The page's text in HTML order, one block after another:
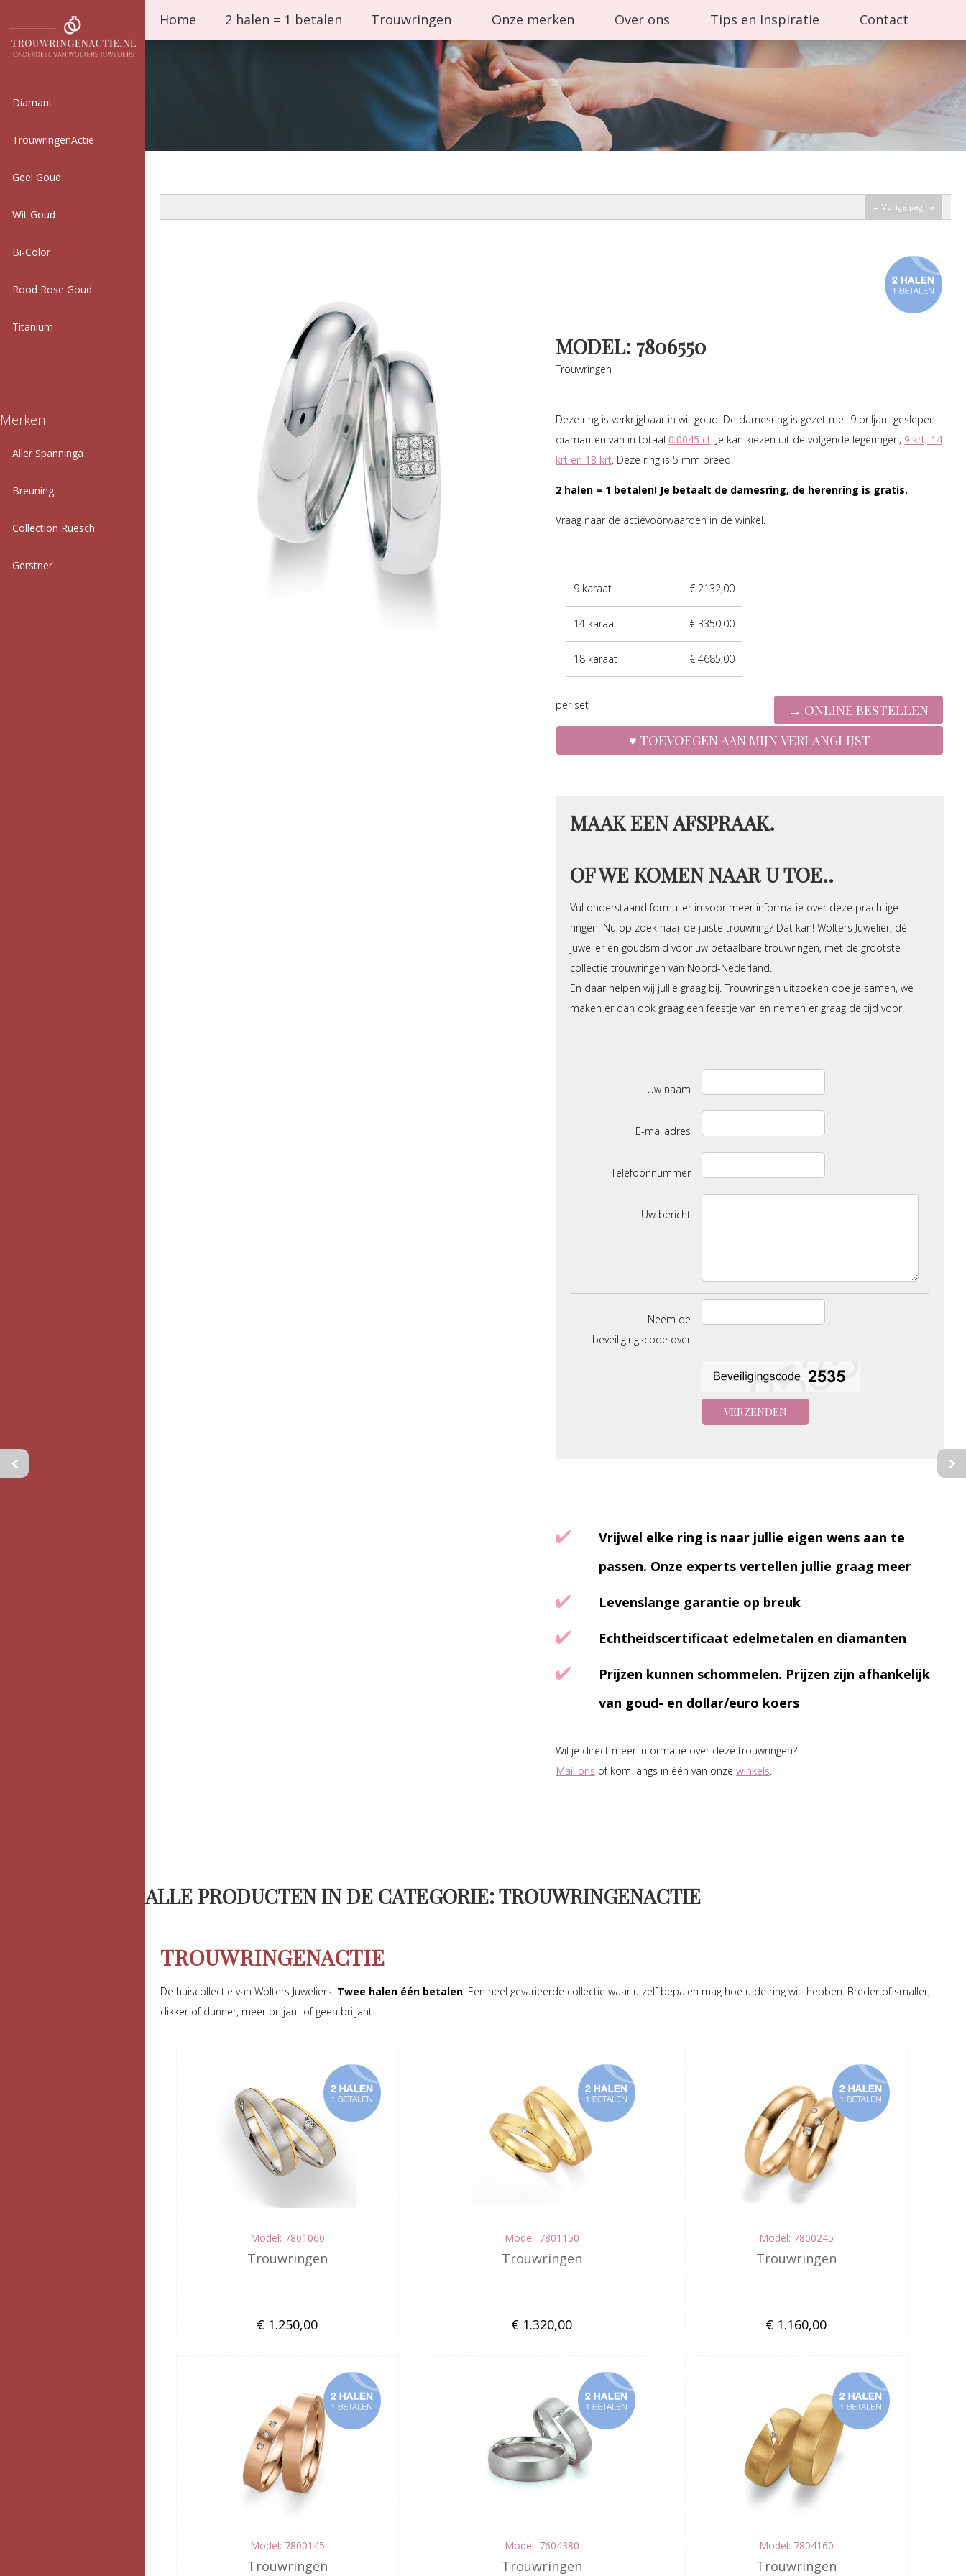
Diamant
TrouwringenActie
Geel Goud
Wit Goud
Bi-Color
Rood Rose Goud
Titanium
Merken
Aller Spanninga
Breuning
Collection Ruesch
Gerstner
Home 2 halen = 1 betalen Trouwringen Onze merken Over ons Tips en Inspiratie Contact
← Vorige pagina
MODEL: 7806550
Trouwringen
Deze ring is verkrijgbaar in wit goud. De damesring is gezet met 9 briljant geslepen
diamanten van in totaal 0.0045 ct. Je kan kiezen uit de volgende legeringen; 9 krt, 14
krt en 18 krt. Deze ring is 5 mm breed.
2 halen = 1 betalen! Je betaalt de damesring, de herenring is gratis.
Vraag naar de actievoorwaarden in de winkel.
9 karaat € 2132,00
14 karaat € 3350,00
18 karaat € 4685,00
per set
MAAK EEN AFSPRAAK.
OF WE KOMEN NAAR U TOE..
Vul onderstaand formulier in voor meer informatie over deze prachtige
ringen. Nu op zoek naar de juiste trouwring? Dat kan! Wolters Juwelier, dé
juwelier en goudsmid voor uw betaalbare trouwringen, met de grootste
collectie trouwringen van Noord-Nederland.
En daar helpen wij jullie graag bij. Trouwringen uitzoeken doe je samen, we
maken er dan ook graag een feestje van en nemen er graag de tijd voor.
Uw naam
E-mailadres
Telefoonnummer
Uw bericht
Neem de
beveiligingscode over
Vrijwel elke ring is naar jullie eigen wens aan te
passen. Onze experts vertellen jullie graag meer
Levenslange garantie op breuk
Echtheidscertificaat edelmetalen en diamanten
Prijzen kunnen schommelen. Prijzen zijn afhankelijk
van goud- en dollar/euro koers
Wil je direct meer informatie over deze trouwringen?
Mail ons of kom langs in één van onze winkels.
ALLE PRODUCTEN IN DE CATEGORIE: TROUWRINGENACTIE
TROUWRINGENACTIE
De huiscollectie van Wolters Juweliers. Twee halen één betalen. Een heel gevarieerde collectie waar u zelf bepalen mag hoe u de ring wilt hebben. Breder of smaller,
dikker of dunner, meer briljant of geen briljant.
Model: 7801060
Trouwringen
€ 1.250,00
Model: 7801150
Trouwringen
€ 1.320,00
Model: 7800245
Trouwringen
€ 1.160,00
Model: 7800145
Trouwringen
Model: 7604380
Trouwringen
Model: 7804160
Trouwringen